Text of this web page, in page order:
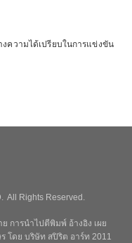
งความได้เปรียบในการแข่งขัน
All Rights Reserved.
การนำไปตีพิมพ์ อ้างอิง เผย
โดย บริษัท สปิริต อาร์ท 2011